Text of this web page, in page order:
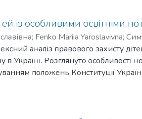
моделі інтеграції, що
умов, здатних задовольнити
поваги до
середовища, що має право
інклюзивних практик у регіонах
залишається
дитини. Ці фактори
залежить від комплексної
ставлення до інклюзії та
із особливими освітніми
; Fenko Mariia Yaroslavivna;
аналіз правового захисту
в Україні. Розглянуто
положень Конституції
тощо. Визначено ключові
питань правового